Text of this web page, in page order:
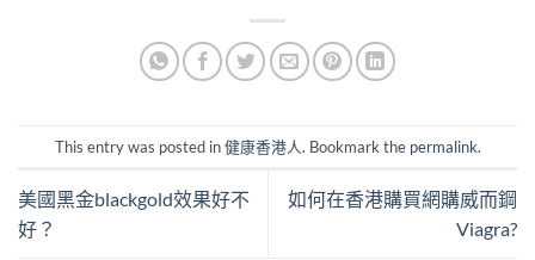
This entry was posted in健康香港人. Bookmark the permalink.
美國黑金blackgold效果好不
好？
如何在香港購買網購威而鋼
Viagra?